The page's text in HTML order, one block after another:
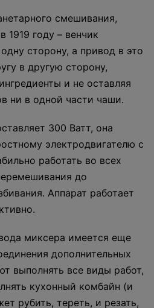
смешивания,
1919 году – венчик
сторону, а привод в это
в другую сторону,
и не оставляя
ни в одной части чаши.
300 Ватт, она
электродвигателю с
работать во всех
до
Аппарат работает
миксера имеется еще
дополнительных
выполнять все виды работ,
кухонный комбайн (и
рубить, тереть, и резать,